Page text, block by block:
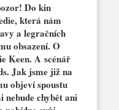
Do kin
která nám
a legračních
obsazení. O
Keen. A scénář
Jak jsme již na
objeví spoustu
chybět ani